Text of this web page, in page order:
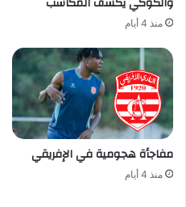
منذ 4 أيام
مفاجأة هجومية في الإفريقي
منذ 4 أيام